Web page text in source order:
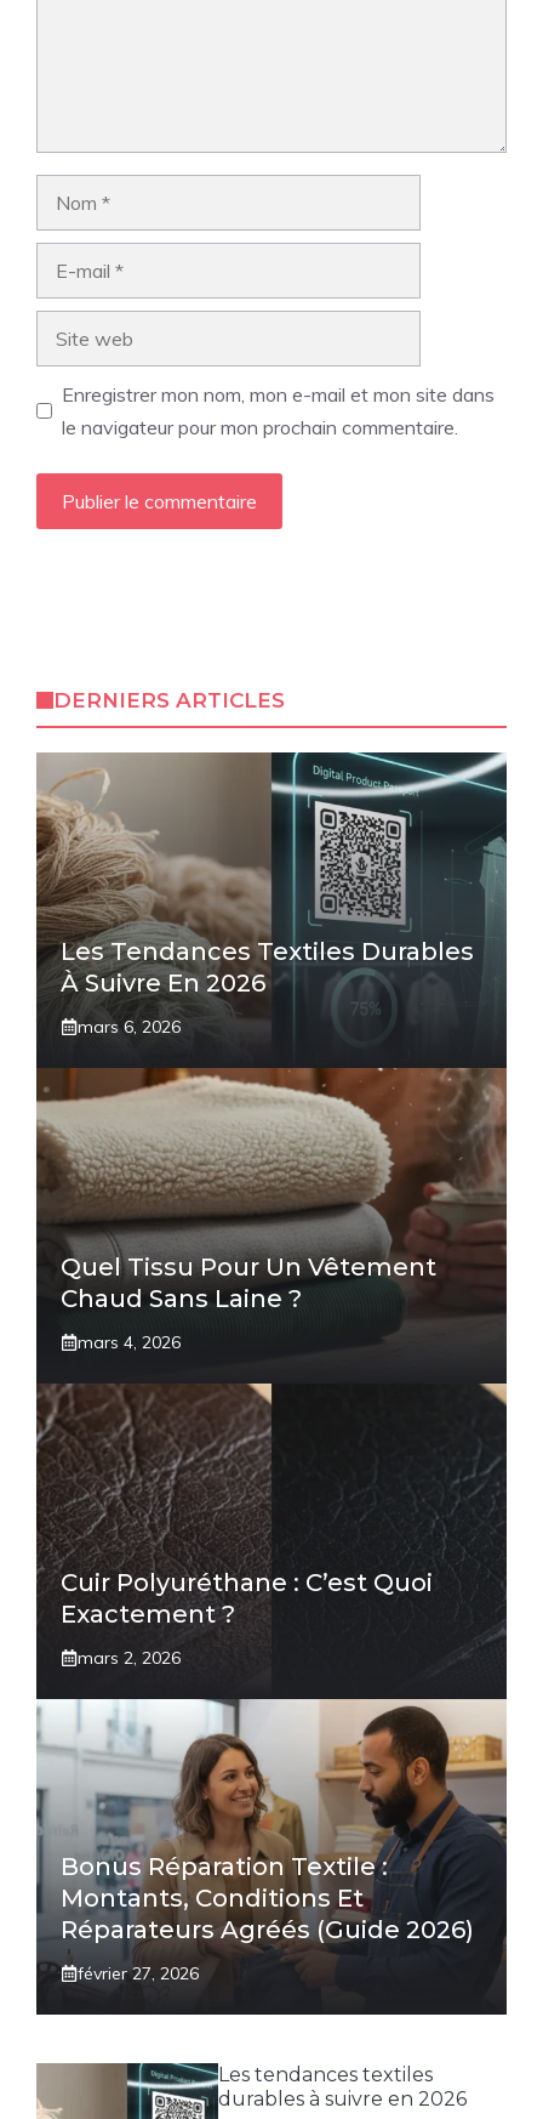
Enregistrer mon nom, mon e-mail et mon site dans
le navigateur pour mon prochain commentaire.
DERNIERS ARTICLES
Les Tendances Textiles Durables
À Suivre En 2026
mars 6, 2026
Quel Tissu Pour Un Vêtement
Chaud Sans Laine ?
mars 4, 2026
Cuir Polyuréthane : C’est Quoi
Exactement ?
mars 2, 2026
Bonus Réparation Textile :
Montants, Conditions Et
Réparateurs Agréés (Guide 2026)
février 27, 2026
Les tendances textiles
durables à suivre en 2026